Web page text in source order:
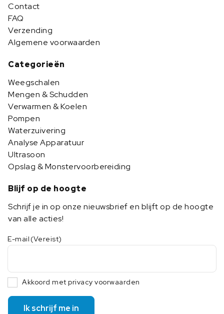
Contact
FAQ
Verzending
Algemene voorwaarden
Categorieën
Weegschalen
Mengen & Schudden
Verwarmen & Koelen
Pompen
Waterzuivering
Analyse Apparatuur
Ultrasoon
Opslag & Monstervoorbereiding
Blijf op de hoogte
Schrijf je in op onze nieuwsbrief en blijft op de hoogte
van alle acties!
E-mail (Vereist)
Akkoord met privacy voorwaarden
Ik schrijf me in